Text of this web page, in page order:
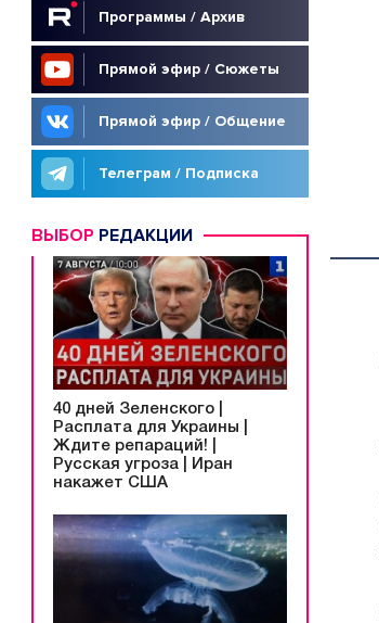
Программы / Архив
Прямой эфир / Сюжеты
Прямой эфир / Общение
Телеграм / Подписка
ВЫБОР РЕДАКЦИИ
40 дней Зеленского |
Расплата для Украины |
Ждите репараций! |
Русская угроза | Иран
накажет США